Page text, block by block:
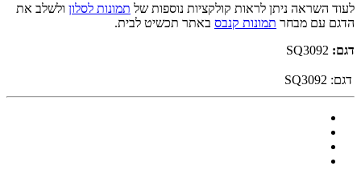
לעוד השראה ניתן לראות קולקציות נוספות של תמונות לסלון ולשלב את
הדגם עם מבחר תמונות קנבס באתר תכשיט לבית.
דגם:
דגם: SQ3092